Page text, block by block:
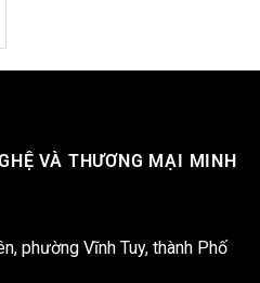
VÀ THƯƠNG MẠI MINH
phường Vĩnh Tuy, thành Phố